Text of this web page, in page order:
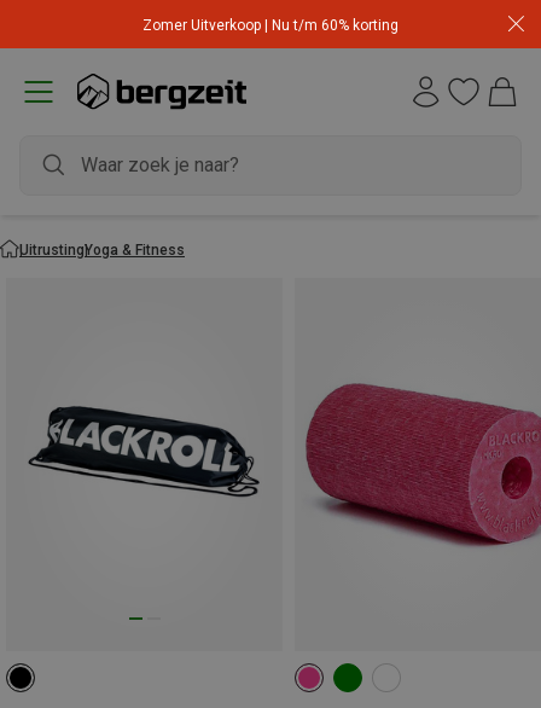
Zomer Uitverkoop | Nu t/m 60% korting
UitrustingYoga & Fitness